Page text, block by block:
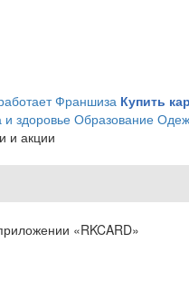
Франшиза Купить
и здоровье Образование
и акции
«RKCARD»